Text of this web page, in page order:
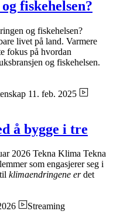
fiskehelsen?
og fiskehelsen?
livet på land. Varmere
fokus på hvordan
og fiskehelsen.
11. feb. 2025
å bygge i tre
2026 Tekna Klima Tekna
som engasjerer seg i
klimaendringene erdet
Streaming